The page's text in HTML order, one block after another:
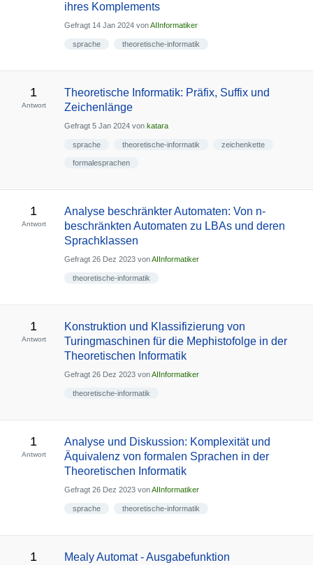
ihres Komplements
Gefragt 14 Jan 2024 vonAIInformatiker
sprache theoretische-informatik
1
Antwort
Theoretische Informatik: Präfix, Suffix und
Zeichenlänge
Gefragt 5 Jan 2024 von katara
sprache theoretische-informatik zeichenkette
formalesprachen
1
Antwort
Analyse beschränkter Automaten: Von n-
beschränkten Automaten zu LBAs und deren
Sprachklassen
Gefragt 26 Dez 2023 vonAIInformatiker
theoretische-informatik
1
Antwort
Konstruktion und Klassifizierung von
Turingmaschinen für die Mephistofolge in der
Theoretischen Informatik
Gefragt 26 Dez 2023 vonAIInformatiker
theoretische-informatik
1
Antwort
Analyse und Diskussion: Komplexität und
Äquivalenz von formalen Sprachen in der
Theoretischen Informatik
Gefragt 26 Dez 2023 vonAIInformatiker
sprache theoretische-informatik
1 Mealy Automat - Ausgabefunktion